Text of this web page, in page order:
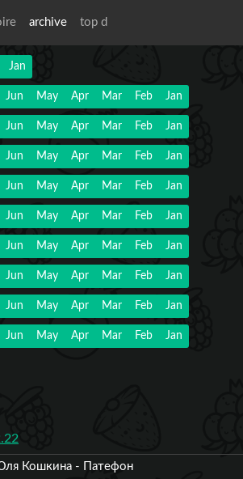
archive top d
Jan
Jun May Apr Mar Feb Jan
Jun May Apr Mar Feb Jan
Jun May Apr Mar Feb Jan
Jun May Apr Mar Feb Jan
Jun May Apr Mar Feb Jan
Jun May Apr Mar Feb Jan
Jun May Apr Mar Feb Jan
Jun May Apr Mar Feb Jan
Jun May Apr Mar Feb Jan
Кошкина - Патефон